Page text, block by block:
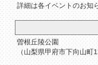
詳細は各イベントのお知
曽根丘陵公園
（山梨県甲府市下向山町